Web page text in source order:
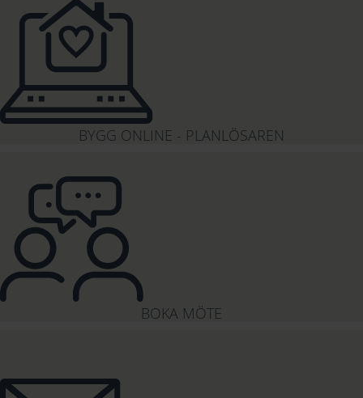
BYGG ONLINE - PLANLÖSAREN
BOKA MÖTE